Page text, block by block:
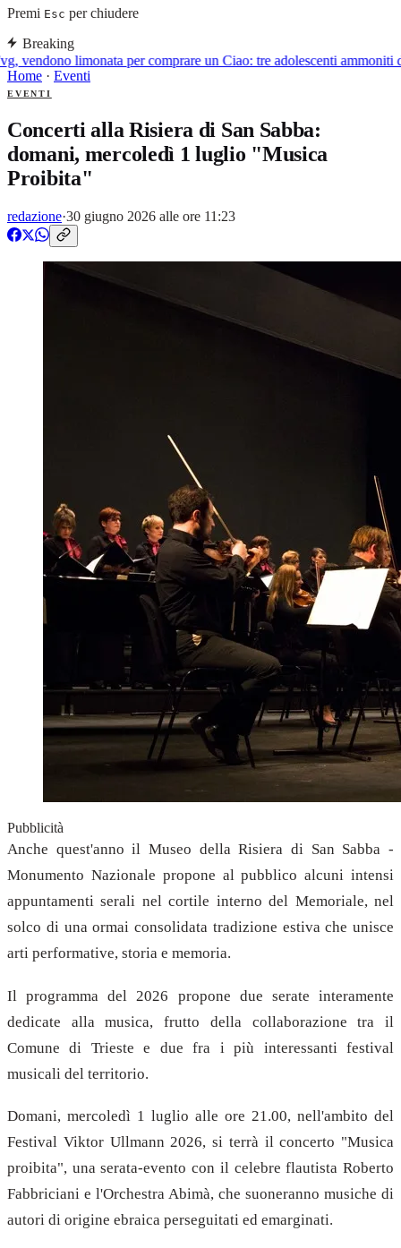
Premi Esc per chiudere
Breaking
vendono limonata per comprare un Ciao: tre adolescenti ammoniti
Home · Eventi
EVENTI
Concerti alla Risiera di San Sabba:
domani, mercoledì 1 luglio "Musica
Proibita"
redazione·30 giugno 2026 alle ore 11:23
Pubblicità
Anche quest'anno il Museo della Risiera di San Sabba -
Monumento Nazionale propone al pubblico alcuni intensi
appuntamenti serali nel cortile interno del Memoriale, nel
solco di una ormai consolidata tradizione estiva che unisce
arti performative, storia e memoria.
Il programma del 2026 propone due serate interamente
dedicate alla musica, frutto della collaborazione tra il
Comune di Trieste e due fra i più interessanti festival
musicali del territorio.
Domani, mercoledì 1 luglio alle ore 21.00, nell'ambito del
Festival Viktor Ullmann 2026, si terrà il concerto "Musica
proibita", una serata-evento con il celebre flautista Roberto
Fabbriciani e l'Orchestra Abimà, che suoneranno musiche di
autori di origine ebraica perseguitati ed emarginati.